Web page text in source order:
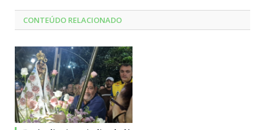
CONTEÚDO RELACIONADO